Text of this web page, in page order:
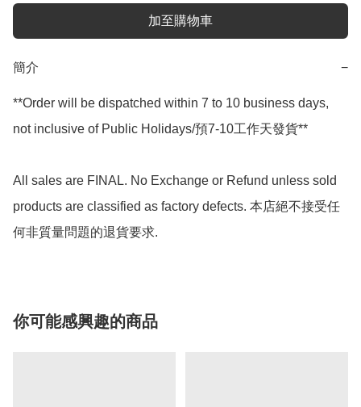
加至購物車
簡介 −
**Order will be dispatched within 7 to 10 business days,
not inclusive of Public Holidays/預7-10工作天發貨**
All sales are FINAL. No Exchange or Refund unless sold
products are classified as factory defects. 本店絕不接受任
何非質量問題的退貨要求.
你可能感興趣的商品